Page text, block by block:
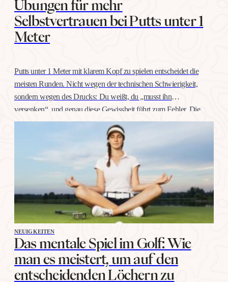
Übungen für mehr
Selbstvertrauen bei Putts unter 1
Meter
Putts unter 1 Meter mit klarem Kopf zu spielen entscheidet die
meisten Runden. Nicht wegen der technischen Schwierigkeit,
sondern wegen des Drucks: Du weißt, du „musst ihn
versenken“, und genau diese Gewissheit führt zum Fehler. Die
gute Nachricht: Selbstvertrauen auf dieser Distanz trainiert man
wie jeden anderen Schlag, mit konkreten Übungen, nicht mit
NEUIGKEITEN
Das mentale Spiel im Golf: Wie
man es meistert, um auf den
entscheidenden Löchern zu